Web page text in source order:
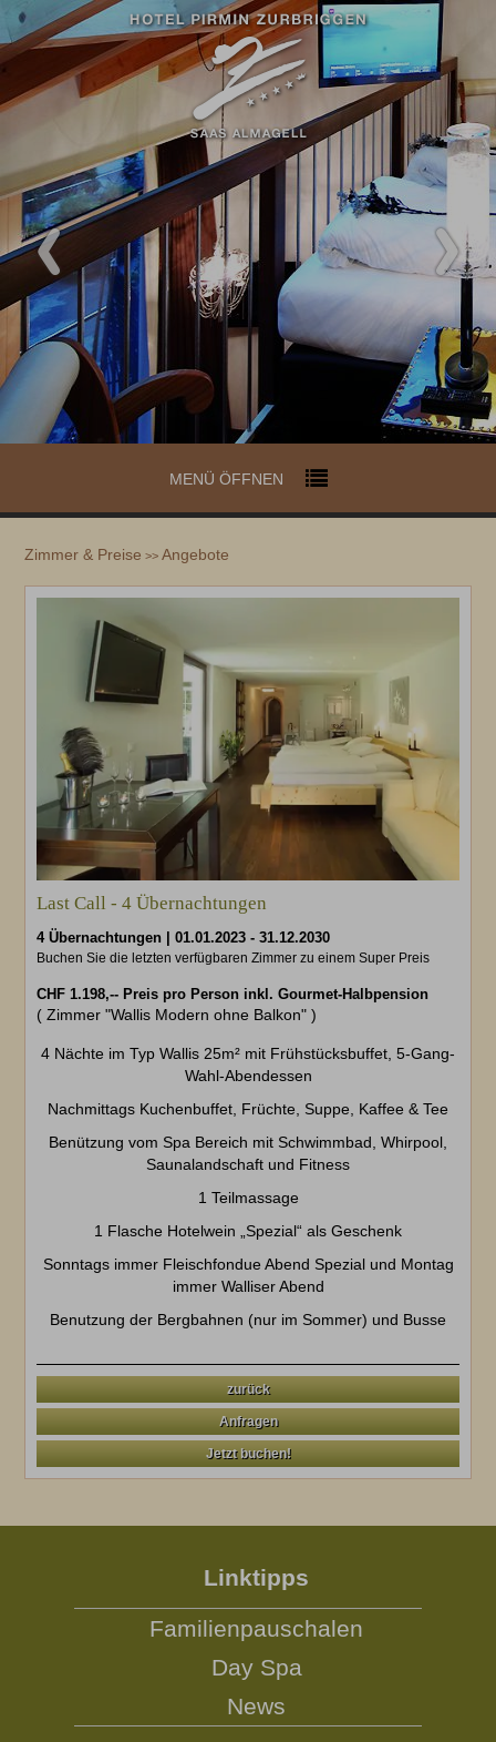
MENÜ ÖFFNEN
Zimmer & Preise >>Angebote
Last Call - 4 Übernachtungen
4 Übernachtungen |01.01.2023 -31.12.2030
Buchen Sie die letzten verfügbaren Zimmer zu einem Super Preis
CHF 1.198,-- Preis pro Person inkl. Gourmet-Halbpension
( Zimmer "Wallis Modern ohne Balkon" )
4 Nächte im Typ Wallis 25m² mit Frühstücksbuffet, 5-Gang-
Wahl-Abendessen
Nachmittags Kuchenbuffet, Früchte, Suppe, Kaffee & Tee
Benützung vom Spa Bereich mit Schwimmbad, Whirpool,
Saunalandschaft und Fitness
1 Teilmassage
1 Flasche Hotelwein „Spezial“ als Geschenk
Sonntags immer Fleischfondue Abend Spezial und Montag
immer Walliser Abend
Benutzung der Bergbahnen (nur im Sommer) und Busse
zurück
Anfragen
Jetzt buchen!
Linktipps
Familienpauschalen
Day Spa
News